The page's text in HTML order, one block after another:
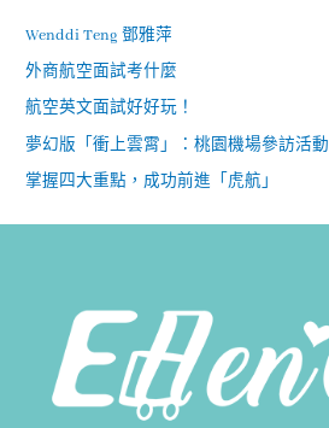
Wenddi Teng 鄧雅萍
外商航空面試考什麼
航空英文面試好好玩！
夢幻版「衝上雲霄」：桃園機場參訪活動
掌握四大重點，成功前進「虎航」